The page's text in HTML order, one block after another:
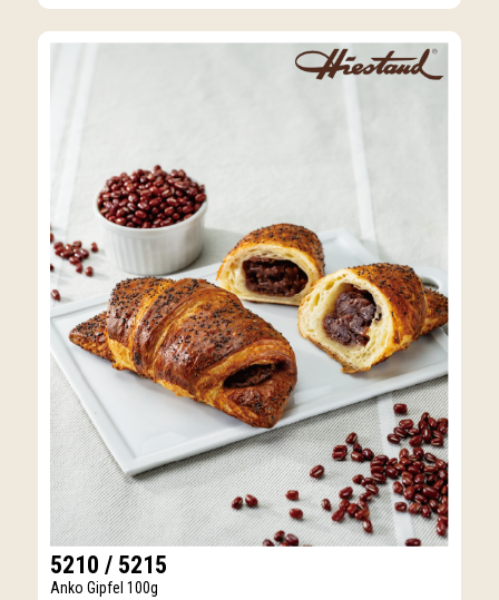
5210 / 5215
Anko Gipfel 100g